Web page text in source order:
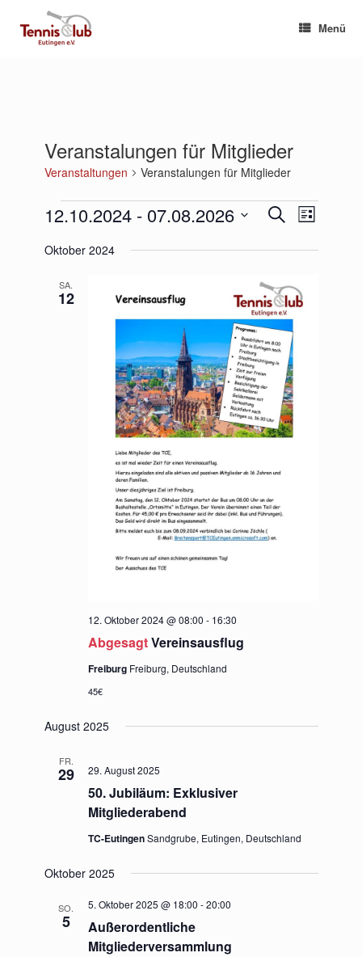
Inhalt
springen
Menü
Veranstalungen für Mitglieder
Veranstaltungen Veranstalungen für Mitglieder
Veranstaltungen
Veranstaltungen
Suche
Ansichten,
Suche
Ansichten-
Liste
12.10.2024 - 07.08.2026
wählen.
Oktober 2024
SA.
12
AbgesagtVereinsausflug
12. Oktober 2024 @ 08:00 - 16:30
Freiburg Freiburg, Deutschland
45€
August 2025
FR.
29
50. Jubiläum: Exklusiver
Mitgliederabend
29. August 2025
TC-EutingenSandgrube, Eutingen, Deutschland
Oktober 2025
SO.
5
Außerordentliche
Mitgliederversammlung
5. Oktober 2025 @ 18:00 -20:00